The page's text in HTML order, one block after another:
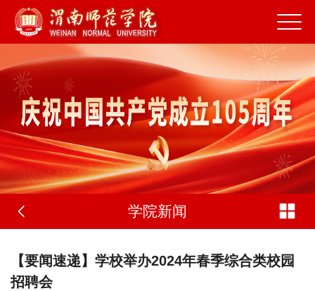
学院新闻
【要闻速递】学校举办2024年春季综合类校园
招聘会